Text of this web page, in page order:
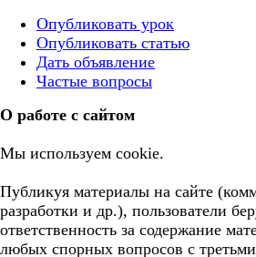
Опубликовать урок
Опубликовать статью
Дать объявление
Частые вопросы
О работе с сайтом
Мы используем cookie.
Публикуя материалы на сайте
разработки и др.), пользователи
ответственность за содержание
любых спорных вопросов с